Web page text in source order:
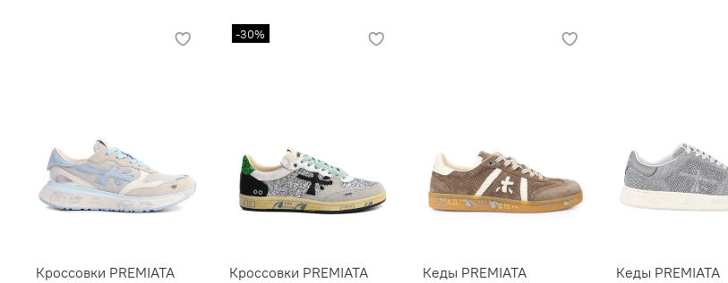
Кроссовки PREMIATA
-30%
Кроссовки PREMIATA Кеды PREMIATA Кеды PREMIATA